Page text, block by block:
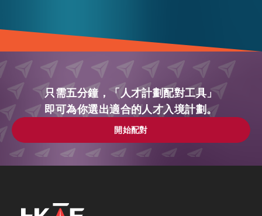
只需五分鐘，「人才計劃配對工具」
即可為你選出適合的人才入境計劃。
開始配對
開始配對